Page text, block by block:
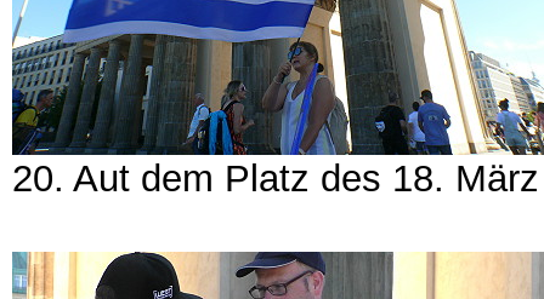
20. Aut dem Platz des 18.